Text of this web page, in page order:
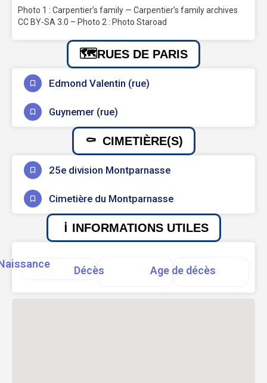
Photo 1 : Carpentier’s family — Carpentier’s family archives
CC BY-SA 3.0 – Photo 2 : Photo Staroad
RUES DE PARIS
Edmond Valentin (rue)
Guynemer (rue)
CIMETIÈRE(S)
25e division Montparnasse
Cimetière du Montparnasse
INFORMATIONS UTILES
Décès Age de décès